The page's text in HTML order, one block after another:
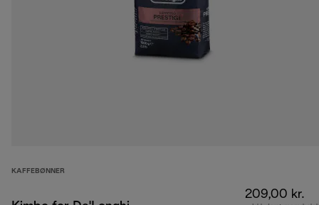
KAFFEBØNNER
209,00 kr.